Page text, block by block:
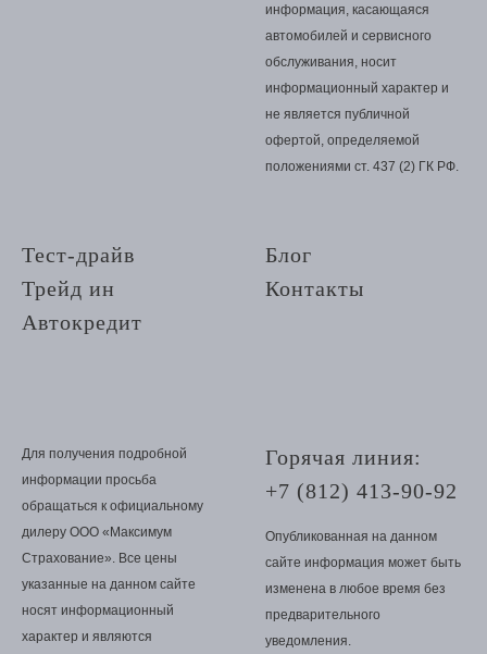
информация, касающаяся
автомобилей и сервисного
обслуживания, носит
информационный характер и
не является публичной
офертой, определяемой
положениями ст. 437 (2) ГК РФ.
Тест-драйв
Трейд ин
Автокредит
Для получения подробной
информации просьба
обращаться к официальному
дилеру ООО «Максимум
Страхование». Все цены
указанные на данном сайте
носят информационный
характер и являются
Блог
Контакты
Горячая линия:
+7 (812) 413-90-92
Опубликованная на данном
сайте информация может быть
изменена в любое время без
предварительного
уведомления.